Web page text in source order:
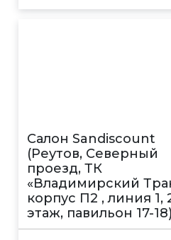
Салон Sandiscount
(Реутов, Северный
проезд, ТК
«Владимирский
корпус П2 , линия 1,
этаж, павильон 17-18)